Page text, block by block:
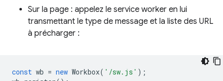
Sur la page : appelez le service worker en lui
transmettant le type de message et la liste des URL
à précharger :
const wb = new Workbox( '/sw.js' );